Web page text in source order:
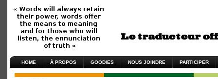
HOME À PROPOS GOODIES NOUS JOINDRE PARTICIPER